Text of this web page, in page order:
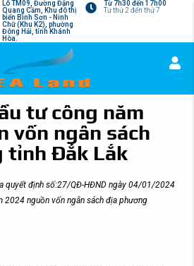
Từ 7h30 đến 17h00
Từ thứ 2 đến thứ 7
Lô TM09, Đường Đặng
Quang Cầm, Khu đô thị
biển Bình Sơn - Ninh
Chữ (Khu K2), phường
Đông Hải, tỉnh Khánh
Hòa.
tư công năm
vốn ngân sách
tỉnh Đắk Lắk
quyết định số:27/QĐ-HĐND ngày 04/01/2024
2024 nguồn vốn ngân sách địa phương